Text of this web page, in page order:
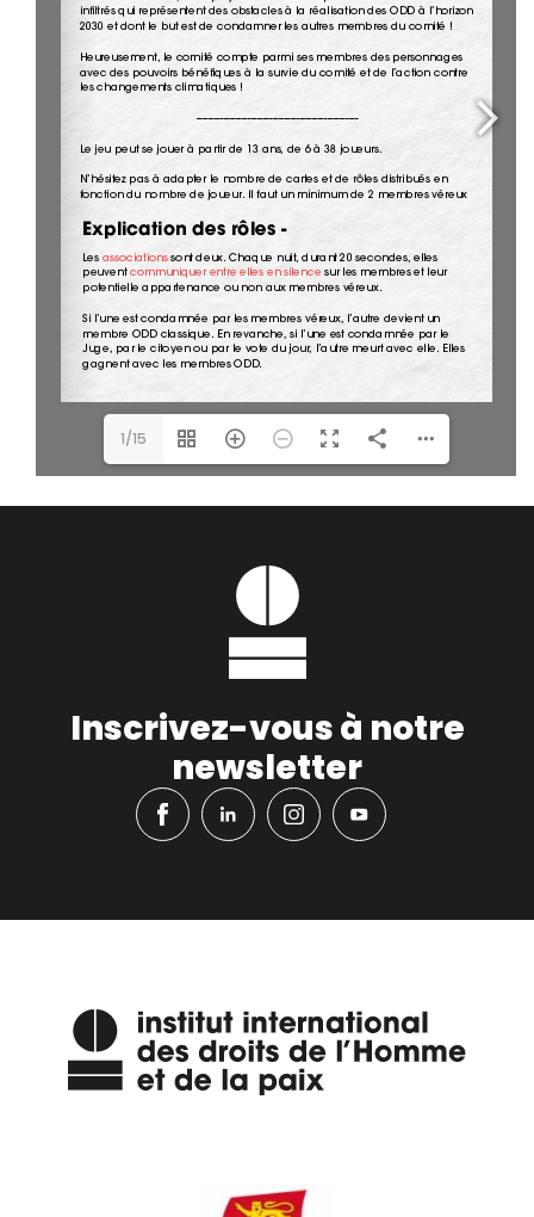
1/15
Inscrivez-vous à notre
newsletter